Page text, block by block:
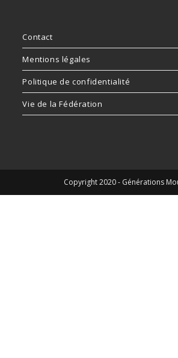
Contact
Mentions légales
Politique de confidentialité
Vie de la Fédération
Copyright 2020 - Générations